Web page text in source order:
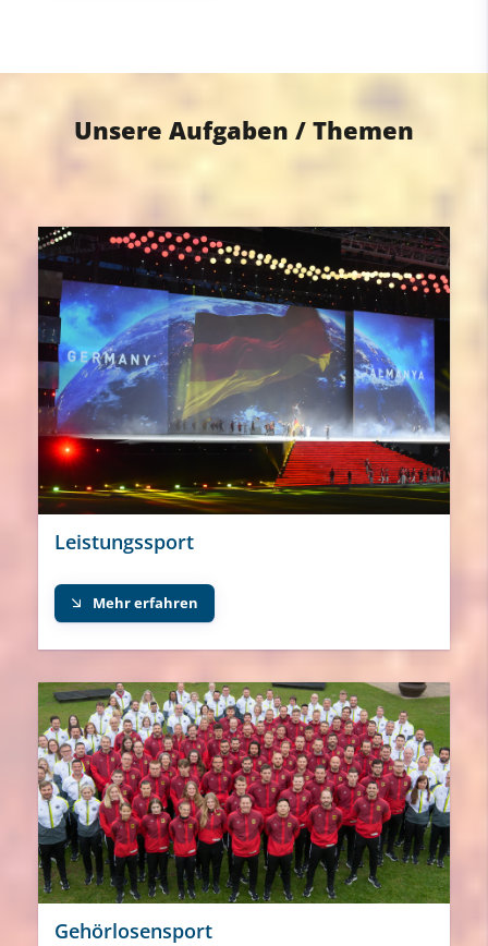
Unsere Aufgaben / Themen
Leistungssport
Mehr erfahren
Gehörlosensport